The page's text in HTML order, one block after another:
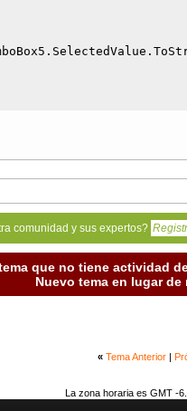
comunidad y sus expertos?
que no tiene actividad
Nuevo tema en lugar
« Tema Anterior
La zona horaria es GMT -